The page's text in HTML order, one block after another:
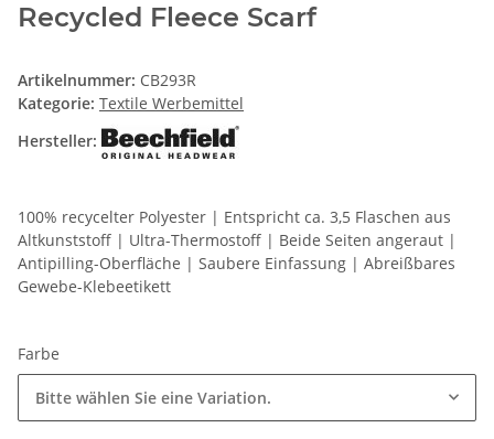
Recycled Fleece Scarf
Artikelnummer: CB293R
Kategorie: Textile Werbemittel
Hersteller:
100% recycelter Polyester | Entspricht ca. 3,5 Flaschen aus
Altkunststoff | Ultra-Thermostoff | Beide Seiten angeraut |
Antipilling-Oberfläche | Saubere Einfassung | Abreißbares
Gewebe-Klebeetikett
Farbe
Bitte wählen Sie eine Variation.